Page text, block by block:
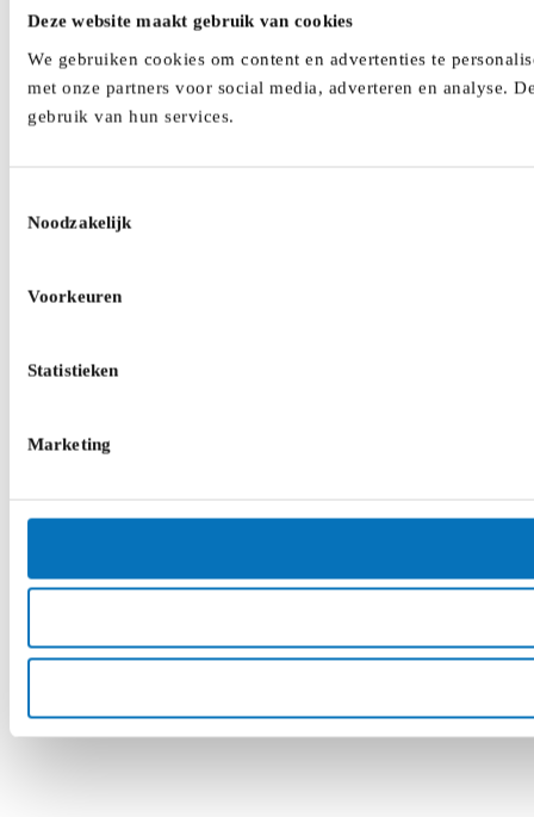
Deze website maakt gebruik van cookies
We gebruiken cookies om content en advertenties te
met onze partners voor social media, adverteren en analyse.
gebruik van hun services.
Noodzakelijk
Voorkeuren
Statistieken
Marketing